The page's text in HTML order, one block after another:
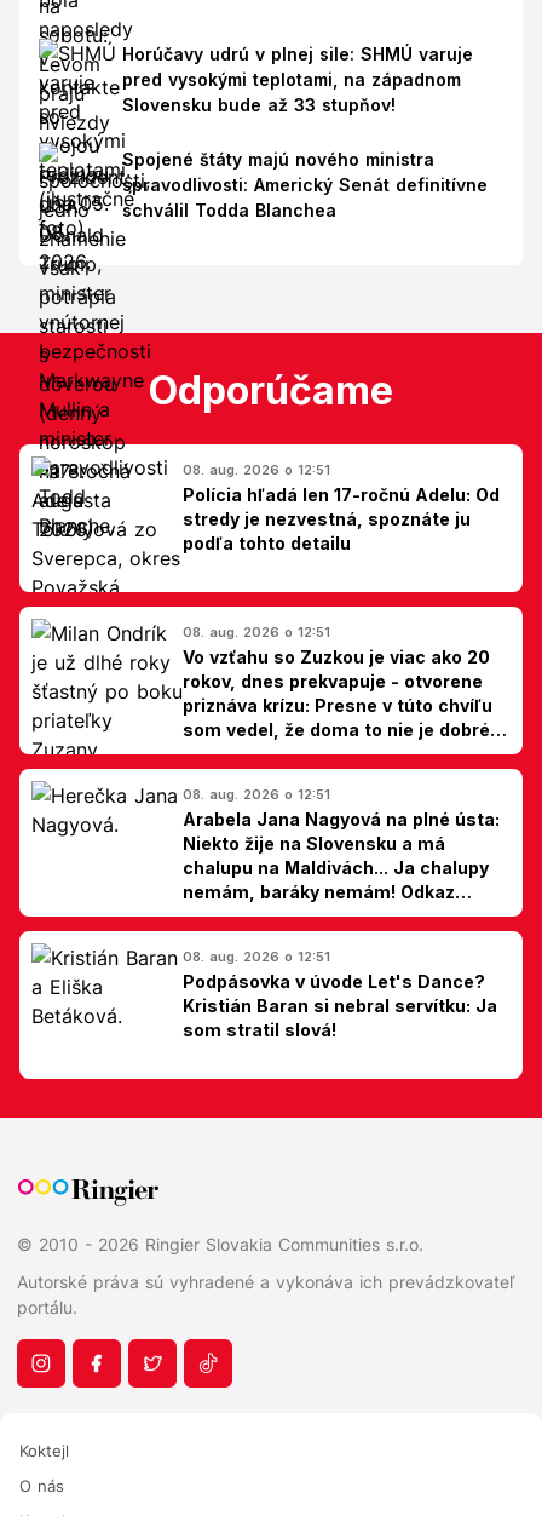
Horúčavy udrú v plnej sile: SHMÚ varuje
pred vysokými teplotami, na západnom
Slovensku bude až 33 stupňov!
Spojené štáty majú nového ministra
spravodlivosti: Americký Senát definitívne
schválil Todda Blanchea
Odporúčame
08. aug. 2026 o 12:51
Polícia hľadá len 17-ročnú Adelu: Od
stredy je nezvestná, spoznáte ju
podľa tohto detailu
08. aug. 2026 o 12:51
Vo vzťahu so Zuzkou je viac ako 20
rokov, dnes prekvapuje - otvorene
priznáva krízu: Presne v túto chvíľu
som vedel, že doma to nie je dobré,
hovorí Milan Ondrík
08. aug. 2026 o 12:51
Arabela Jana Nagyová na plné ústa:
Niekto žije na Slovensku a má
chalupu na Maldivách... Ja chalupy
nemám, baráky nemám! Odkaz
Slovákom
08. aug. 2026 o 12:51
Podpásovka v úvode Let's Dance?
Kristián Baran si nebral servítku: Ja
som stratil slová!
© 2010 - 2026 Ringier Slovakia Communities s.r.o.
Autorské práva sú vyhradené a vykonáva ich prevádzkovateľ
portálu.
Koktejl
O nás